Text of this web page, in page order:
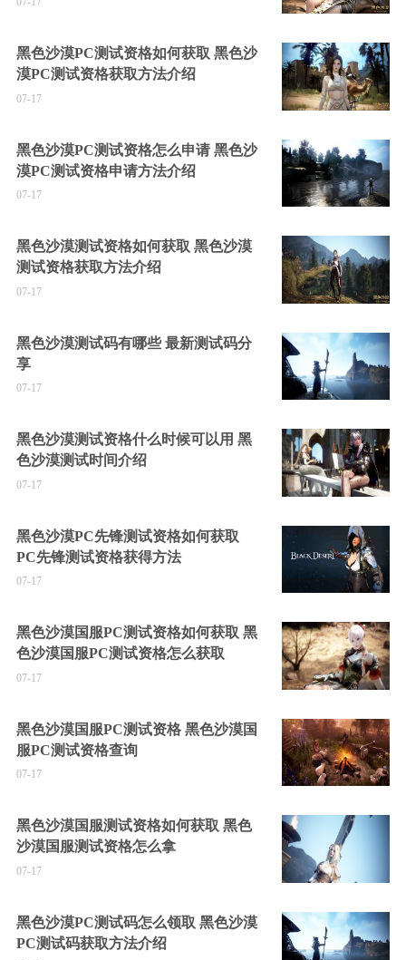
黑色沙漠PC测试资格如何获取 黑色沙
漠PC测试资格获取方法介绍
07-17
黑色沙漠PC测试资格怎么申请 黑色沙
漠PC测试资格申请方法介绍
07-17
黑色沙漠测试资格如何获取 黑色沙漠
测试资格获取方法介绍
07-17
黑色沙漠测试码有哪些 最新测试码分
享
07-17
黑色沙漠测试资格什么时候可以用 黑
色沙漠测试时间介绍
07-17
黑色沙漠PC先锋测试资格如何获取
PC先锋测试资格获得方法
07-17
黑色沙漠国服PC测试资格如何获取 黑
色沙漠国服PC测试资格怎么获取
07-17
黑色沙漠国服PC测试资格 黑色沙漠国
服PC测试资格查询
07-17
黑色沙漠国服测试资格如何获取 黑色
沙漠国服测试资格怎么拿
07-17
黑色沙漠PC测试码怎么领取 黑色沙漠
PC测试码获取方法介绍